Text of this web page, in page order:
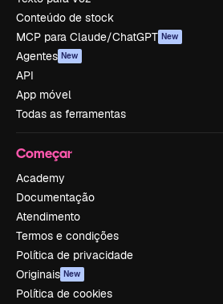
Conteúdo de stock
MCP para Claude/ChatGPT New
Agentes New
API
App móvel
Todas as ferramentas
Começar
Academy
Documentação
Atendimento
Termos e condições
Política de privacidade
Originais New
Política de cookies